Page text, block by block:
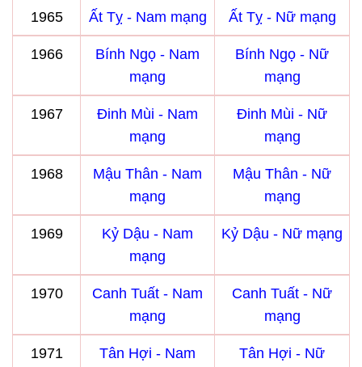
1965 Ất Tỵ - Nam mạng Ất Tỵ - Nữ mạng
1966
Bính Ngọ - Nam
mạng
Bính Ngọ - Nữ
mạng
1967
Đinh Mùi - Nam
mạng
Đinh Mùi - Nữ
mạng
1968
Mậu Thân - Nam
mạng
Mậu Thân - Nữ
mạng
1969
Kỷ Dậu - Nam
mạng
Kỷ Dậu - Nữ mạng
1970
Canh Tuất - Nam
mạng
Canh Tuất - Nữ
mạng
1971
Tân Hợi - Nam
Tân Hợi - Nữ